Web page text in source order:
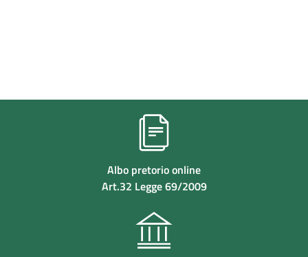
Albo pretorio online
Art.32 Legge 69/2009